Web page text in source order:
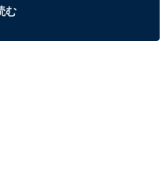
む